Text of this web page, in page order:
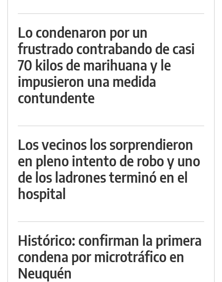
Lo condenaron por un
frustrado contrabando de casi
70 kilos de marihuana y le
impusieron una medida
contundente
Los vecinos los sorprendieron
en pleno intento de robo y uno
de los ladrones terminó en el
hospital
Histórico: confirman la primera
condena por microtráfico en
Neuquén